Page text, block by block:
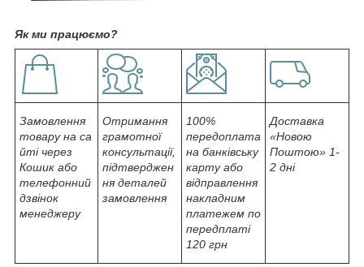
Як ми працюємо?
Замовлення
товару на са
йті через
Кошик або
телефонний
дзвінок
менеджеру
Отримання
грамотної
консультації,
підтверджен
ня деталей
замовлення
100%
передоплата
на банківську
карту або
відправлення
накладним
платежем по
передплаті
120 грн
Доставка
«Новою
Поштою» 1-
2 дні